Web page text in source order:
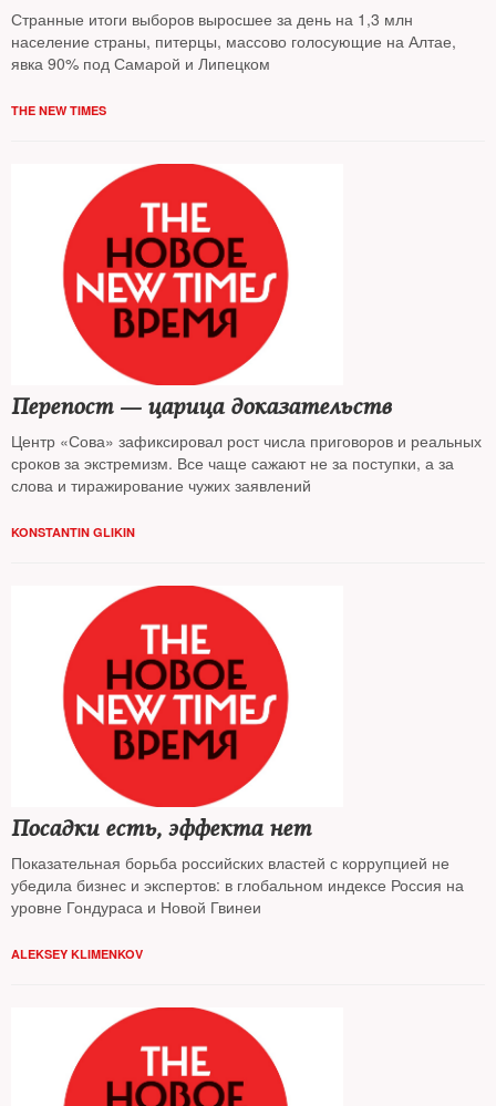
Странные итоги выборов выросшее за день на 1,3 млн
население страны, питерцы, массово голосующие на Алтае,
явка 90% под Самарой и Липецком
THE NEW TIMES
Перепост — царица доказательств
Центр «Сова» зафиксировал рост числа приговоров и реальных
сроков за экстремизм. Все чаще сажают не за поступки, а за
слова и тиражирование чужих заявлений
KONSTANTIN GLIKIN
Посадки есть, эффекта нет
Показательная борьба российских властей с коррупцией не
убедила бизнес и экспертов: в глобальном индексе Россия на
уровне Гондураса и Новой Гвинеи
ALEKSEY KLIMENKOV